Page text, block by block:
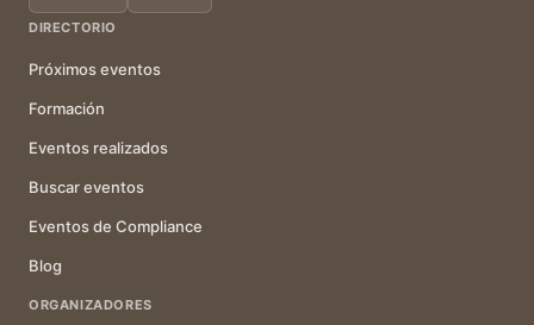
DIRECTORIO
Próximos eventos
Formación
Eventos realizados
Buscar eventos
Eventos de Compliance
Blog
ORGANIZADORES